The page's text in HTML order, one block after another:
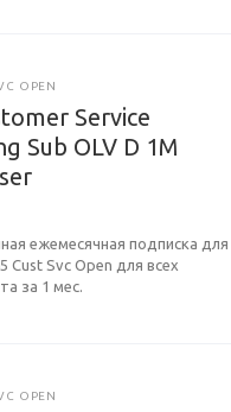
OPEN
Service
Sub OLV D 1M
ежемесячная подписка для
Cust Svc Open для всех
за 1 мес.
OPEN